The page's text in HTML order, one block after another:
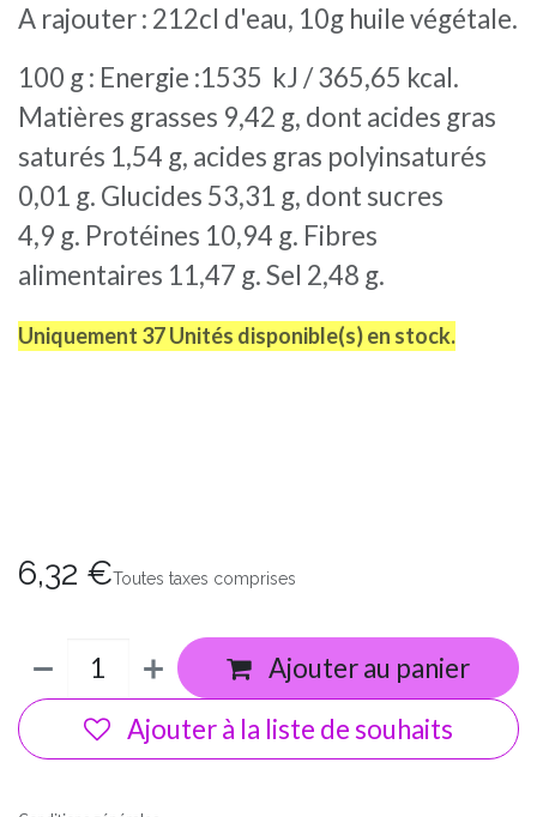
A rajouter : 212cl d'eau, 10g huile végétale.
100 g : Energie :1535 kJ / 365,65 kcal.
Matières grasses 9,42 g, dont acides gras
saturés 1,54 g, acides gras polyinsaturés
0,01 g. Glucides 53,31 g, dont sucres
4,9 g. Protéines 10,94 g. Fibres
alimentaires 11,47 g. Sel 2,48 g.
Uniquement 37 Unités disponible(s) en stock.
6,32 €Toutes taxes comprises
Ajouter au panier
Ajouter à la liste de souhaits